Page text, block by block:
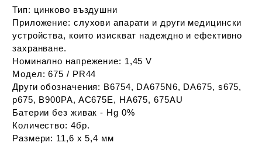
Тип: цинково въздушни
Приложение: слухови апарати и други медицински
устройства, които изискват надеждно и ефективно
захранване.
Номинално напрежение: 1,45 V
Модел: 675 / PR44
Други обозначения: B6754, DA675N6, DA675, s675,
p675, B900PA, AC675E, HA675, 675AU
Батерии без живак - Hg 0%
Количество: 4бр.
Размери: 11,6 x 5,4 мм